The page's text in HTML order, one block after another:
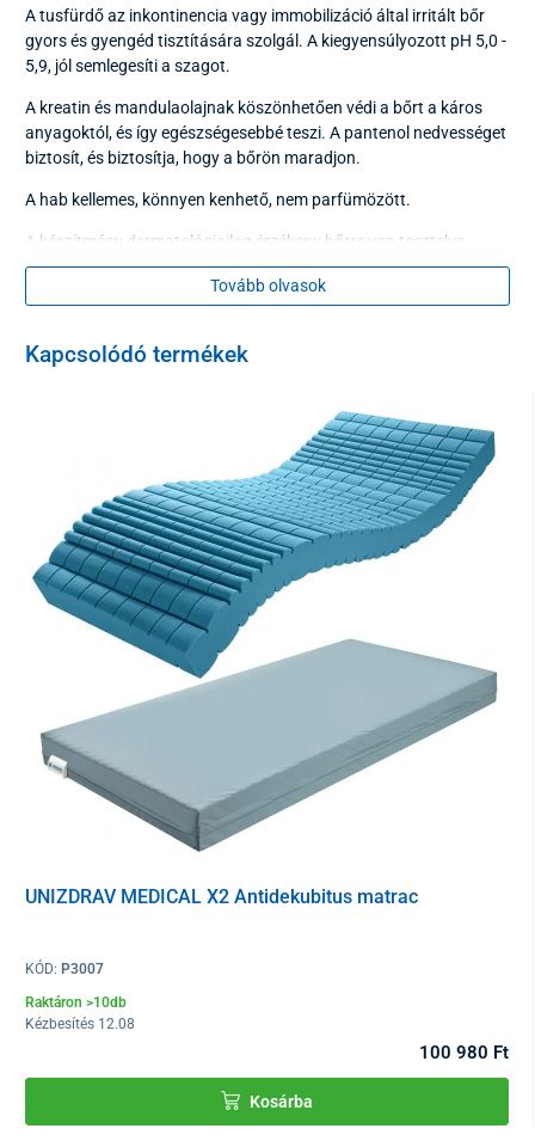
A tusfürdő az inkontinencia vagy immobilizáció által irritált bőr
gyors és gyengéd tisztítására szolgál. A kiegyensúlyozott pH 5,0 -
5,9, jól semlegesíti a szagot.
A kreatin és mandulaolajnak köszönhetően védi a bőrt a káros
anyagoktól, és így egészségesebbé teszi. A pantenol nedvességet
biztosít, és biztosítja, hogy a bőrön maradjon.
A hab kellemes, könnyen kenhető, nem parfümözött.
A készítmény dermatológiailag érzékeny bőrre van tesztelve.
sérült részén.
Tovább olvasok
Kapcsolódó termékek
UNIZDRAV MEDICAL X2 Antidekubitus matrac
KÓD: P3007
Raktáron >10db
Kézbesítés 12.08
100 980 Ft
Kosárba